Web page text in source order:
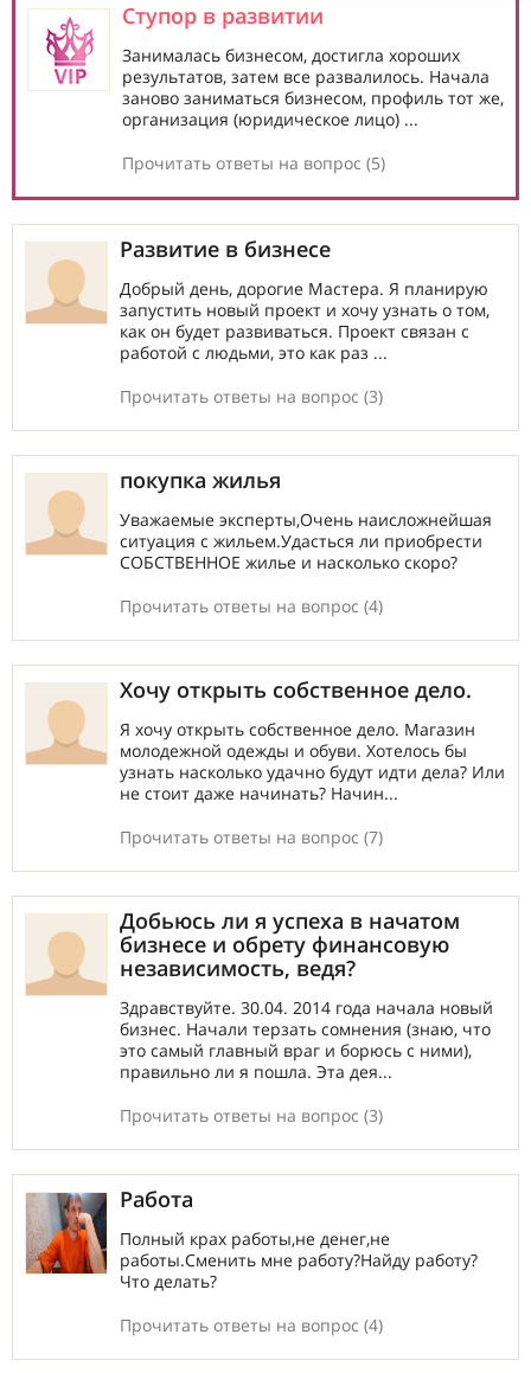
Ступор в развитии
Занималась бизнесом, достигла хороших
результатов, затем все развалилось. Начала
заново заниматься бизнесом, профиль тот же,
организация (юридическое лицо) ...
Прочитать ответы на вопрос (5)
Развитие в бизнесе
Добрый день, дорогие Мастера. Я планирую
запустить новый проект и хочу узнать о том,
как он будет развиваться. Проект связан с
работой с людьми, это как раз ...
Прочитать ответы на вопрос (3)
покупка жилья
Уважаемые эксперты,Очень наисложнейшая
ситуация с жильем.Удасться ли приобрести
СОБСТВЕННОЕ жилье и насколько скоро?
Прочитать ответы на вопрос (4)
Хочу открыть собственное дело.
Я хочу открыть собственное дело. Магазин
молодежной одежды и обуви. Хотелось бы
узнать насколько удачно будут идти дела? Или
не стоит даже начинать? Начин...
Прочитать ответы на вопрос (7)
Добьюсь ли я успеха в начатом
бизнесе и обрету финансовую
независимость, ведя?
Здравствуйте. 30.04. 2014 года начала новый
бизнес. Начали терзать сомнения (знаю, что
это самый главный враг и борюсь с ними),
правильно ли я пошла. Эта дея...
Прочитать ответы на вопрос (3)
Работа
Полный крах работы,не денег,не
работы.Сменить мне работу?Найду работу?
Что делать?
Прочитать ответы на вопрос (4)